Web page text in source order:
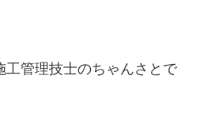
工管理技士のちゃんさとで